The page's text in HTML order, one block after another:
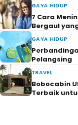
GAYA HIDUP
7 Cara
Bergaul
GAYA HIDUP
Pelangsing
TRAVEL
Bobocabin
Terbaik